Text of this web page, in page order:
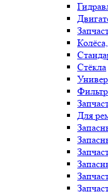
Стёкла
Для